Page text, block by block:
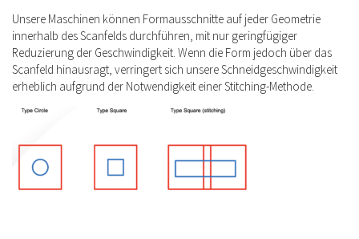
Unsere Maschinen können Formausschnitte auf jeder Geometrie
innerhalb des Scanfelds durchführen, mit nur geringfügiger
Reduzierung der Geschwindigkeit. Wenn die Form jedoch über das
Scanfeld hinausragt, verringert sich unsere Schneidgeschwindigkeit
erheblich aufgrund der Notwendigkeit einer Stitching-Methode.